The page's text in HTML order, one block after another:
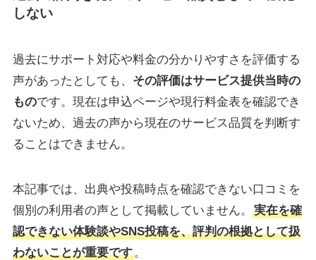
しない
過去にサポート対応や料金の分かりやすさを評価する
声があったとしても、 その評価はサービス提供当時の
ものです。現在は申込ページや現行料金表を確認でき
ないため、過去の声から現在のサービス品質を判断す
ることはできません。
本記事では、出典や投稿時点を確認できない口コミを
個別の利用者の声として掲載していません。
実在を確
認できない体験談やSNS投稿を、評判の根拠として扱
わないことが重要です。